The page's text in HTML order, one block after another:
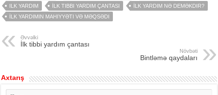
ILK YARDIM
İLK TIBBI YARDIM ÇANTASI
İLK YARDIM NƏ DEMƏKDIR?
İLK YARDIMIN MAHIYYƏTI VƏ MƏQSƏDI
Əvvəlki
İlk tibbi yardım çantası
Növbəti
Bintləmə qaydaları
Axtarış